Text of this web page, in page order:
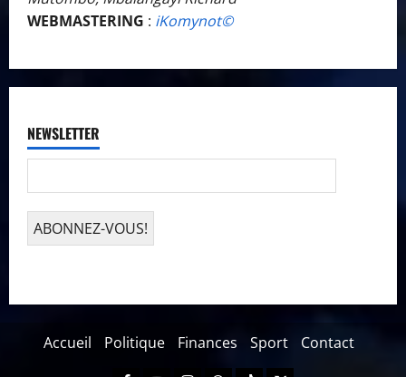
WEBMASTERING : iKomynot©️
NEWSLETTER
Accueil Politique Finances Sport Contact